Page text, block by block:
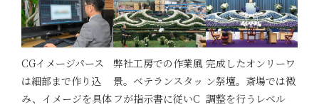
CGイメージパース
は細部まで作り込
み、イメージを具体
弊社工房での作業風
景。ベテランスタッ
フが指示書に従いC
完成したオンリーワ
ン祭壇。斎場では微
調整を行うレベル